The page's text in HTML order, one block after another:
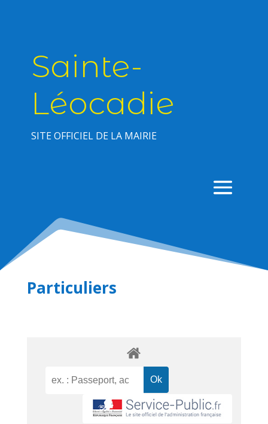
Sainte-
Léocadie
SITE OFFICIEL DE LA MAIRIE
Particuliers